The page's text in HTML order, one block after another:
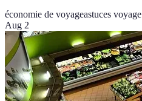
économie de voyageastuces voyage
Aug 2